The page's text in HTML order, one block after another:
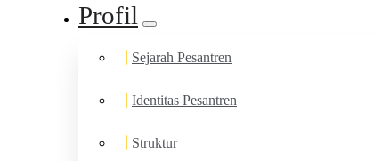
Profil
Sejarah Pesantren
Identitas Pesantren
Struktur